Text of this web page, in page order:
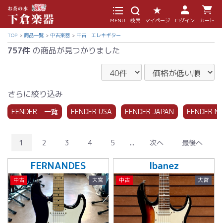
MENU 検索 マイページ ログイン カート
TOP 商品一覧 中古楽器 中古 エレキギター
757件 の商品が見つかりました
さらに絞り込み
FENDER 一覧 FENDER USA FENDER JAPAN FENDER
1 2 3 4 5 ... 次へ 最後へ
FERNANDES
中古 大宮
Ibanez
中古 大宮